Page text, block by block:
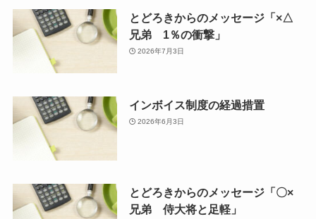
とどろきからのメッセージ「×△
兄弟 1％の衝撃」
2026年7月3日
インボイス制度の経過措置
2026年6月3日
とどろきからのメッセージ「〇×
兄弟 侍大将と足軽」